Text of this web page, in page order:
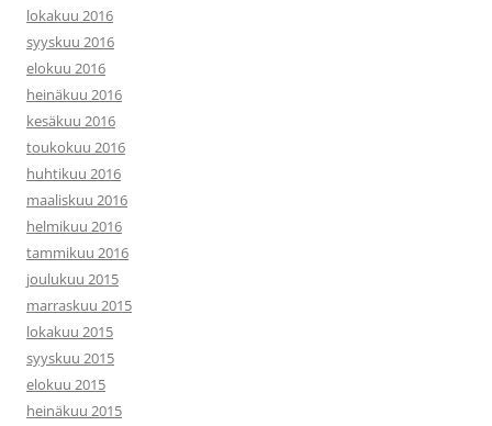
lokakuu 2016
syyskuu 2016
elokuu 2016
heinäkuu 2016
kesäkuu 2016
toukokuu 2016
huhtikuu 2016
maaliskuu 2016
helmikuu 2016
tammikuu 2016
joulukuu 2015
marraskuu 2015
lokakuu 2015
syyskuu 2015
elokuu 2015
heinäkuu 2015